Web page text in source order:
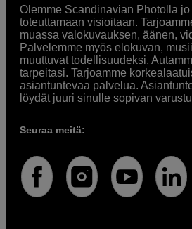
Olemme Scandinavian Photolla
toteuttamaan visioitaan.
muassa valokuvauksen, äänen,
Palvelemme myös elokuvan,
muuttuvat todellisuudeksi.
tarpeitasi. Tarjoamme
asiantuntevaa palvelua.
löydät juuri sinulle sopivan
Seuraa meitä: